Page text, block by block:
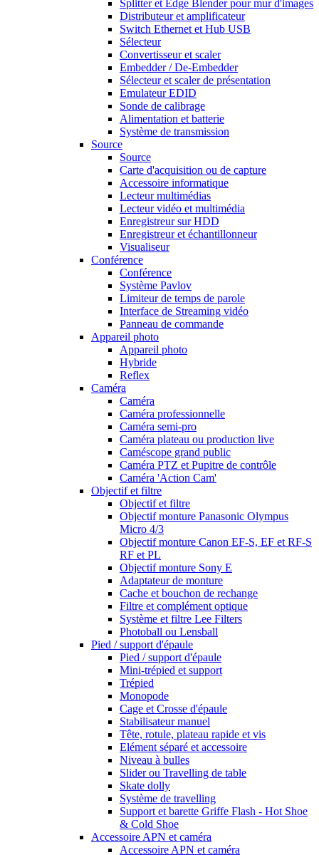
Splitter et Edge Blender pour mur d'images
Distributeur et amplificateur
Switch Ethernet et Hub USB
Sélecteur
Convertisseur et scaler
Embedder / De-Embedder
Sélecteur et scaler de présentation
Emulateur EDID
Sonde de calibrage
Alimentation et batterie
Système de transmission
Source
Source
Carte d'acquisition ou de capture
Accessoire informatique
Lecteur multimédias
Lecteur vidéo et multimédia
Enregistreur sur HDD
Enregistreur et échantillonneur
Visualiseur
Conférence
Conférence
Système Pavlov
Limiteur de temps de parole
Interface de Streaming vidéo
Panneau de commande
Appareil photo
Appareil photo
Hybride
Reflex
Caméra
Caméra
Caméra professionnelle
Caméra semi-pro
Caméra plateau ou production live
Caméscope grand public
Caméra PTZ et Pupitre de contrôle
Caméra 'Action Cam'
Objectif et filtre
Objectif et filtre
Objectif monture Panasonic Olympus
Micro 4/3
Objectif monture Canon EF-S, EF et RF-S
RF et PL
Objectif monture Sony E
Adaptateur de monture
Cache et bouchon de rechange
Filtre et complément optique
Système et filtre Lee Filters
Photoball ou Lensball
Pied / support d'épaule
Pied / support d'épaule
Mini-trépied et support
Trépied
Monopode
Cage et Crosse d'épaule
Stabilisateur manuel
Tête, rotule, plateau rapide et vis
Elément séparé et accessoire
Niveau à bulles
Slider ou Travelling de table
Skate dolly
Système de travelling
Support et barette Griffe Flash - Hot Shoe
& Cold Shoe
Accessoire APN et caméra
Accessoire APN et caméra